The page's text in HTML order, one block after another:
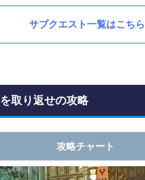
サブクエスト一覧はこちら
取り返せの攻略
攻略チャート